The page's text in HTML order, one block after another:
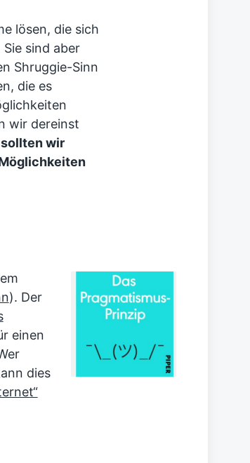
lösen, die sich
sind aber
Shruggie-Sinn
die es
wir dereinst
sollten wir
). Der
einen
dies